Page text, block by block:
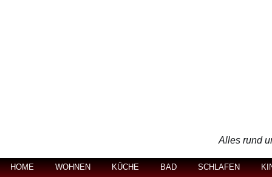
Alles rund
HOME WOHNEN KÜCHE BAD SCHLAFEN